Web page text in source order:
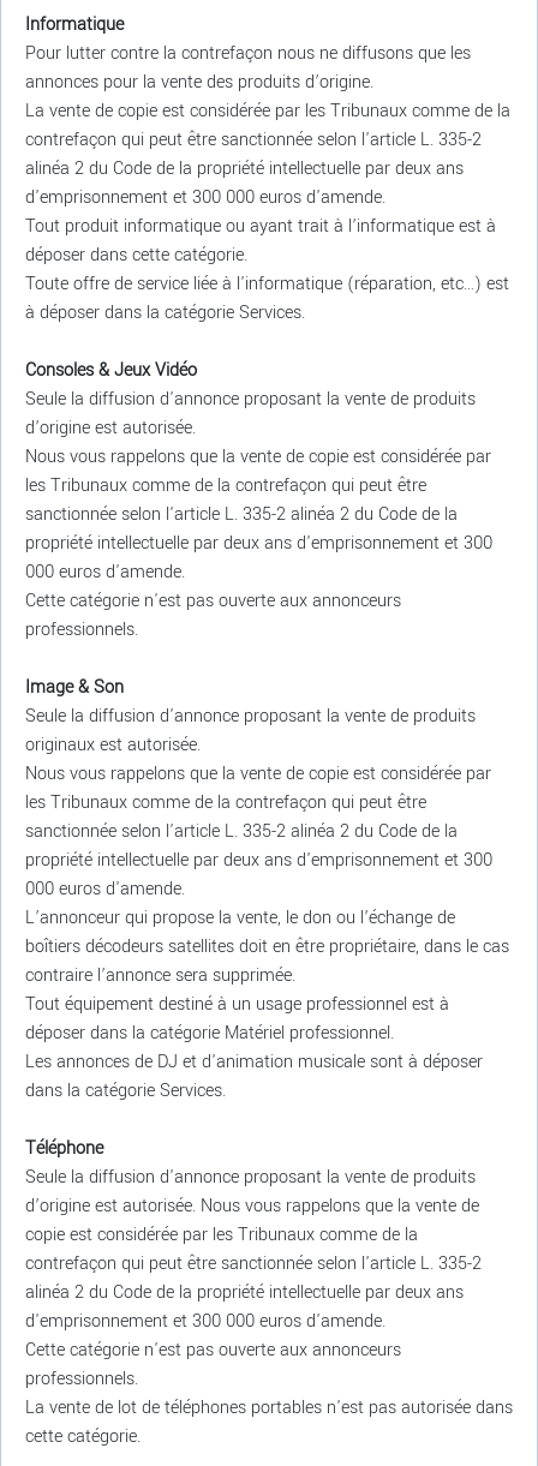
Informatique
Pour lutter contre la contrefaçon nous ne diffusons que les
annonces pour la vente des produits d’origine.
La vente de copie est considérée par les Tribunaux comme de la
contrefaçon qui peut être sanctionnée selon l'article L. 335-2
alinéa 2 du Code de la propriété intellectuelle par deux ans
d'emprisonnement et 300 000 euros d'amende.
Tout produit informatique ou ayant trait à l’informatique est à
déposer dans cette catégorie.
Toute offre de service liée à l'informatique (réparation, etc…) est
à déposer dans la catégorie Services.
Consoles & Jeux Vidéo
Seule la diffusion d'annonce proposant la vente de produits
d’origine est autorisée.
Nous vous rappelons que la vente de copie est considérée par
les Tribunaux comme de la contrefaçon qui peut être
sanctionnée selon l'article L. 335-2 alinéa 2 du Code de la
propriété intellectuelle par deux ans d'emprisonnement et 300
000 euros d'amende.
Cette catégorie n'est pas ouverte aux annonceurs
professionnels.
Image & Son
Seule la diffusion d'annonce proposant la vente de produits
originaux est autorisée.
Nous vous rappelons que la vente de copie est considérée par
les Tribunaux comme de la contrefaçon qui peut être
sanctionnée selon l'article L. 335-2 alinéa 2 du Code de la
propriété intellectuelle par deux ans d'emprisonnement et 300
000 euros d'amende.
L’annonceur qui propose la vente, le don ou l’échange de
boîtiers décodeurs satellites doit en être propriétaire, dans le cas
contraire l’annonce sera supprimée.
Tout équipement destiné à un usage professionnel est à
déposer dans la catégorie Matériel professionnel.
Les annonces de DJ et d'animation musicale sont à déposer
dans la catégorie Services.
Téléphone
Seule la diffusion d'annonce proposant la vente de produits
d’origine est autorisée. Nous vous rappelons que la vente de
copie est considérée par les Tribunaux comme de la
contrefaçon qui peut être sanctionnée selon l'article L. 335-2
alinéa 2 du Code de la propriété intellectuelle par deux ans
d'emprisonnement et 300 000 euros d'amende.
Cette catégorie n'est pas ouverte aux annonceurs
professionnels.
La vente de lot de téléphones portables n'est pas autorisée dans
cette catégorie.